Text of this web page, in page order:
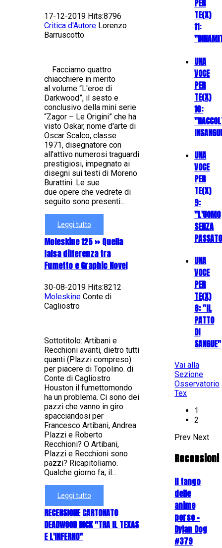
17-12-2019 Hits:8796
Critica d'Autore Lorenzo
Barruscotto
Facciamo quattro
chiacchiere in merito
al volume “L'eroe di
Darkwood”, il sesto e
conclusivo della mini serie
“Zagor – Le Origini” che ha
visto Oskar, nome d'arte di
Oscar Scalco, classe
1971, disegnatore con
all'attivo numerosi traguardi
prestigiosi, impegnato ai
disegni sui testi di Moreno
Burattini. Le sue
due opere che vedrete di
seguito sono presenti...
Leggi tutto
Moleskine 125 » Quella
falsa differenza tra
Fumetto e Graphic Novel
30-08-2019 Hits:8212
Moleskine Conte di
Cagliostro
Sottotitolo: Artibani e
Recchioni avanti, dietro tutti
quanti (Plazzi compreso)
per piacere di Topolino. di
Conte di Cagliostro
Houston il fumettomondo
ha un problema. Ci sono dei
pazzi che vanno in giro
spacciandosi per
Francesco Artibani, Andrea
Plazzi e Roberto
Recchioni? O Artibani,
Plazzi e Recchioni sono
pazzi? Ricapitoliamo.
Qualche giorno fa, il...
Leggi tutto
RECENSIONE CARTONATO
DEADWOOD DICK "TRA IL TEXAS
E L'INFERNO"
PER
TE(X)
11:
UNA
VOCE
PER
TE(X)
10:
UNA
VOCE
PER
TE(X)
9:
"L'UOMO
SENZA
UNA
VOCE
PER
TE(X)
8: "IL
PATTO
DI
SANGUE"
Vai alla
Sezione
Osservatorio
Tex
1
2
Prev Next
Recensioni
Il tango
delle
anime
perse -
Dylan Dog
#379